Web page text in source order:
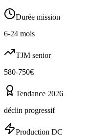
Durée mission
6-24 mois
TJM senior
580-750€
Tendance 2026
déclin progressif
Production DC